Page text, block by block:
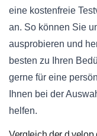
eine kostenfreie
an. So können Sie
ausprobieren und
besten zu Ihren
gerne für eine
Ihnen bei der
helfen.